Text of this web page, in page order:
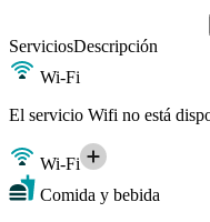
ServiciosDescripción
Wi-Fi
El servicio Wifi no está
Wi-Fi
Comida y bebida